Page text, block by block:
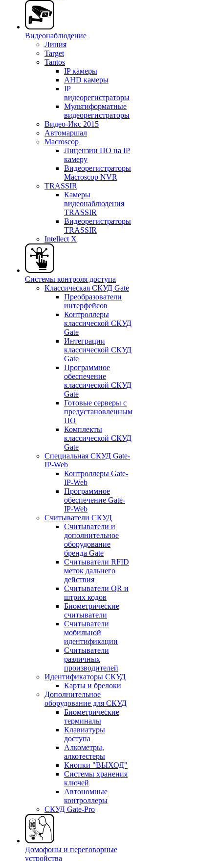
Видеонаблюдение
Линия
Target
Tantos
IP камеры
AHD камеры
IP
видеорегистраторы
Мультиформатные
видеорегистраторы
Видео-Икс 2015
Автомаршал
Macroscop
Лицензии ПО на IP
камеру
Видеорегистраторы
Macroscop NVR
TRASSIR
Камеры
видеонаблюдения
TRASSIR
Видеорегистраторы
TRASSIR
Intellect X
Системы контроля доступа
Классическая СКУД Gate
Преобразователи
интерфейсов
Контроллеры
классической СКУД
Gate
Интеграции
классической СКУД
Gate
Программное
обеспечение
классической СКУД
Gate
Готовые серверы с
предустановленным
ПО
Комплекты
классической СКУД
Gate
Специальная СКУД Gate-
IP-Web
Контроллеры Gate-
IP-Web
Программное
обеспечение Gate-
IP-Web
Считыватели СКУД
Считыватели и
дополнительное
оборудование
бренда Gate
Считыватели RFID
меток дальнего
действия
Считыватели QR и
штрих кодов
Биометрические
считыватели
Считыватели
мобильной
идентификации
Считыватели
различных
производителей
Идентификаторы СКУД
Карты и брелоки
Дополнительное
оборудование для СКУД
Биометрические
терминалы
Клавиатуры
доступа
Алкометры,
алкотестеры
Кнопки "ВЫХОД"
Системы хранения
ключей
Автономные
контроллеры
СКУД Gate-Pro
Домофоны и переговорные
устройства